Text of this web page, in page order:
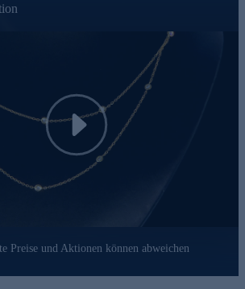
Play
Preise und Aktionen können abweichen